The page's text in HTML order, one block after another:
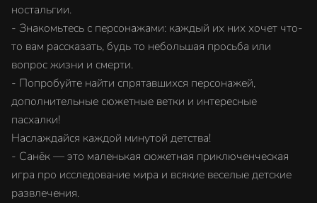
ностальгии.
- Знакомьтесь с персонажами: каждый их них хочет что-
то вам рассказать, будь то небольшая просьба или
вопрос жизни и смерти.
- Попробуйте найти спрятавшихся персонажей,
дополнительные сюжетные ветки и интересные
пасхалки!
Наслаждайся каждой минутой детства!
- Санёк — это маленькая сюжетная приключенческая
игра про исследование мира и всякие веселые детские
развлечения.